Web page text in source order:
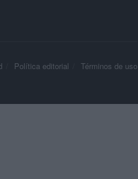
Política editorial Términos de uso